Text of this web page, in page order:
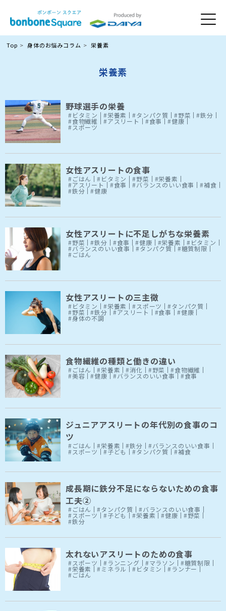
Top 身体のお悩みコラム 栄養素
栄養素
野球選手の栄養
#ビタミン #栄養素 #タンパク質 #野菜 #鉄分
#食物繊維 #アスリート #食事 #健康
#スポーツ
女性アスリートの食事
#ごはん #ビタミン #野菜 #栄養素
#アスリート #食事 #バランスのいい食事 #補食
#鉄分 #健康
女性アスリートに不足しがちな栄養素
#野菜 #鉄分 #食事 #健康 #栄養素 #ビタミン
#バランスのいい食事 #タンパク質 #糖質制限
#ごはん
女性アスリートの三主徴
#ビタミン #栄養素 #スポーツ #タンパク質
#野菜 #鉄分 #アスリート #食事 #健康
#身体の不調
食物繊維の種類と働きの違い
#ごはん #栄養素 #消化 #野菜 #食物繊維
#美容 #健康 #バランスのいい食事 #食事
ジュニアアスリートの年代別の食事のコ
ツ
#ごはん #栄養素 #鉄分 #バランスのいい食事
#スポーツ #子ども #タンパク質 #補食
成長期に鉄分不足にならないための食事
工夫②
#ごはん #タンパク質 #バランスのいい食事
#スポーツ #子ども #栄養素 #健康 #野菜
#鉄分
太れないアスリートのための食事
#スポーツ #ランニング #マラソン #糖質制限
#栄養素 #ミネラル #ビタミン #ランナー
#ごはん